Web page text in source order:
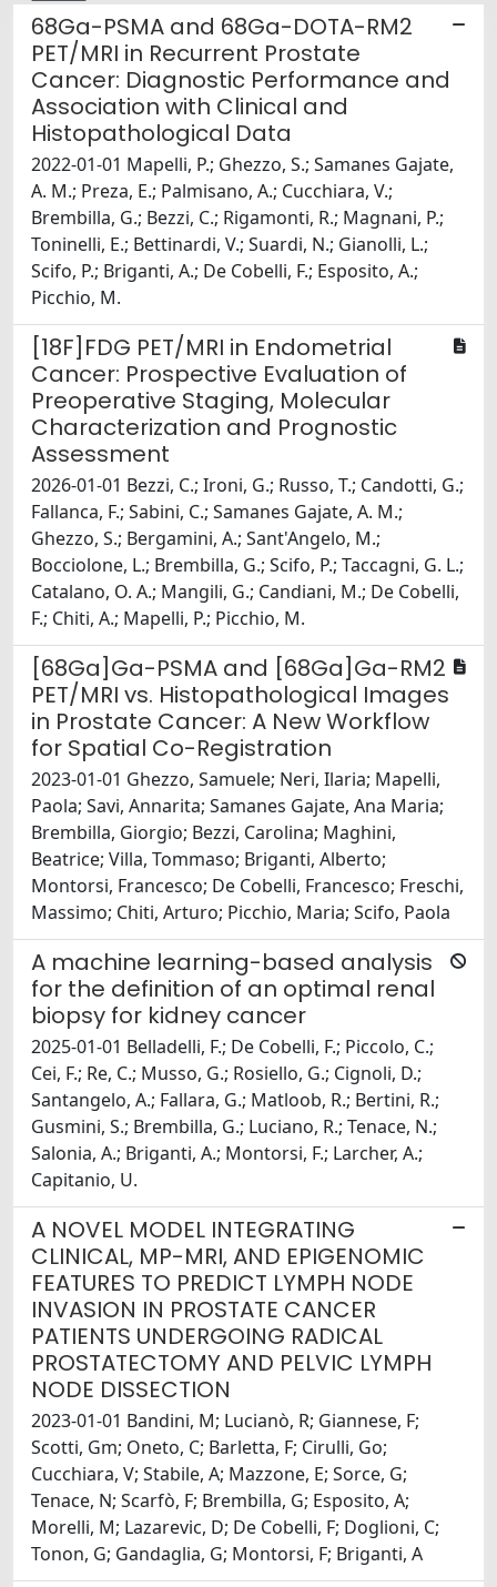
68Ga-PSMA and 68Ga-DOTA-RM2
PET/MRI in Recurrent Prostate
Cancer: Diagnostic Performance and
Association with Clinical and
Histopathological Data
2022-01-01 Mapelli, P.; Ghezzo, S.; Samanes Gajate,
A. M.; Preza, E.; Palmisano, A.; Cucchiara, V.;
Brembilla, G.; Bezzi, C.; Rigamonti, R.; Magnani, P.;
Toninelli, E.; Bettinardi, V.; Suardi, N.; Gianolli, L.;
Scifo, P.; Briganti, A.; De Cobelli, F.; Esposito, A.;
Picchio, M.
[18F]FDG PET/MRI in Endometrial
Cancer: Prospective Evaluation of
Preoperative Staging, Molecular
Characterization and Prognostic
Assessment
2026-01-01 Bezzi, C.; Ironi, G.; Russo, T.; Candotti, G.;
Fallanca, F.; Sabini, C.; Samanes Gajate, A. M.;
Ghezzo, S.; Bergamini, A.; Sant'Angelo, M.;
Bocciolone, L.; Brembilla, G.; Scifo, P.; Taccagni, G. L.;
Catalano, O. A.; Mangili, G.; Candiani, M.; De Cobelli,
F.; Chiti, A.; Mapelli, P.; Picchio, M.
[68Ga]Ga-PSMA and [68Ga]Ga-RM2
PET/MRI vs. Histopathological Images
in Prostate Cancer: A New Workflow
for Spatial Co-Registration
2023-01-01 Ghezzo, Samuele; Neri, Ilaria; Mapelli,
Paola; Savi, Annarita; Samanes Gajate, Ana Maria;
Brembilla, Giorgio; Bezzi, Carolina; Maghini,
Beatrice; Villa, Tommaso; Briganti, Alberto;
Montorsi, Francesco; De Cobelli, Francesco; Freschi,
Massimo; Chiti, Arturo; Picchio, Maria; Scifo, Paola
A machine learning-based analysis
for the definition of an optimal renal
biopsy for kidney cancer
2025-01-01 Belladelli, F.; De Cobelli, F.; Piccolo, C.;
Cei, F.; Re, C.; Musso, G.; Rosiello, G.; Cignoli, D.;
Santangelo, A.; Fallara, G.; Matloob, R.; Bertini, R.;
Gusmini, S.; Brembilla, G.; Luciano, R.; Tenace, N.;
Salonia, A.; Briganti, A.; Montorsi, F.; Larcher, A.;
Capitanio, U.
A NOVEL MODEL INTEGRATING
CLINICAL, MP-MRI, AND EPIGENOMIC
FEATURES TO PREDICT LYMPH NODE
INVASION IN PROSTATE CANCER
PATIENTS UNDERGOING RADICAL
PROSTATECTOMY AND PELVIC LYMPH
NODE DISSECTION
2023-01-01 Bandini, M; Lucianò, R; Giannese, F;
Scotti, Gm; Oneto, C; Barletta, F; Cirulli, Go;
Cucchiara, V; Stabile, A; Mazzone, E; Sorce, G;
Tenace, N; Scarfò, F; Brembilla, G; Esposito, A;
Morelli, M; Lazarevic, D; De Cobelli, F; Doglioni, C;
Tonon, G; Gandaglia, G; Montorsi, F; Briganti, A